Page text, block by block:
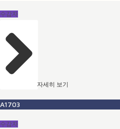
수감자
자세히 보기
A1703
수감자